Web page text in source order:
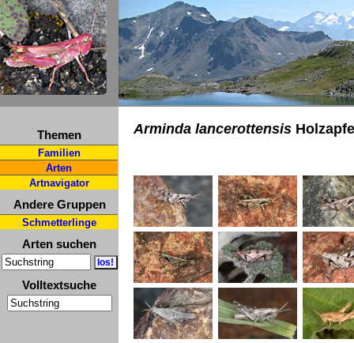
Themen
Familien
Arten
Artnavigator
Andere Gruppen
Schmetterlinge
Arten suchen
Volltextsuche
Arminda lancerottensis